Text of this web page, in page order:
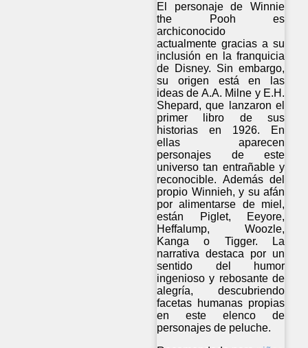
El personaje de Winnie
the Pooh es
archiconocido
actualmente gracias a su
inclusión en la franquicia
de Disney. Sin embargo,
su origen está en las
ideas de A.A. Milne y E.H.
Shepard, que lanzaron el
primer libro de sus
historias en 1926. En
ellas aparecen
personajes de este
universo tan entrañable y
reconocible. Además del
propio Winnieh, y su afán
por alimentarse de miel,
están Piglet, Eeyore,
Heffalump, Woozle,
Kanga o Tigger. La
narrativa destaca por un
sentido del humor
ingenioso y rebosante de
alegría, descubriendo
facetas humanas propias
en este elenco de
personajes de peluche.